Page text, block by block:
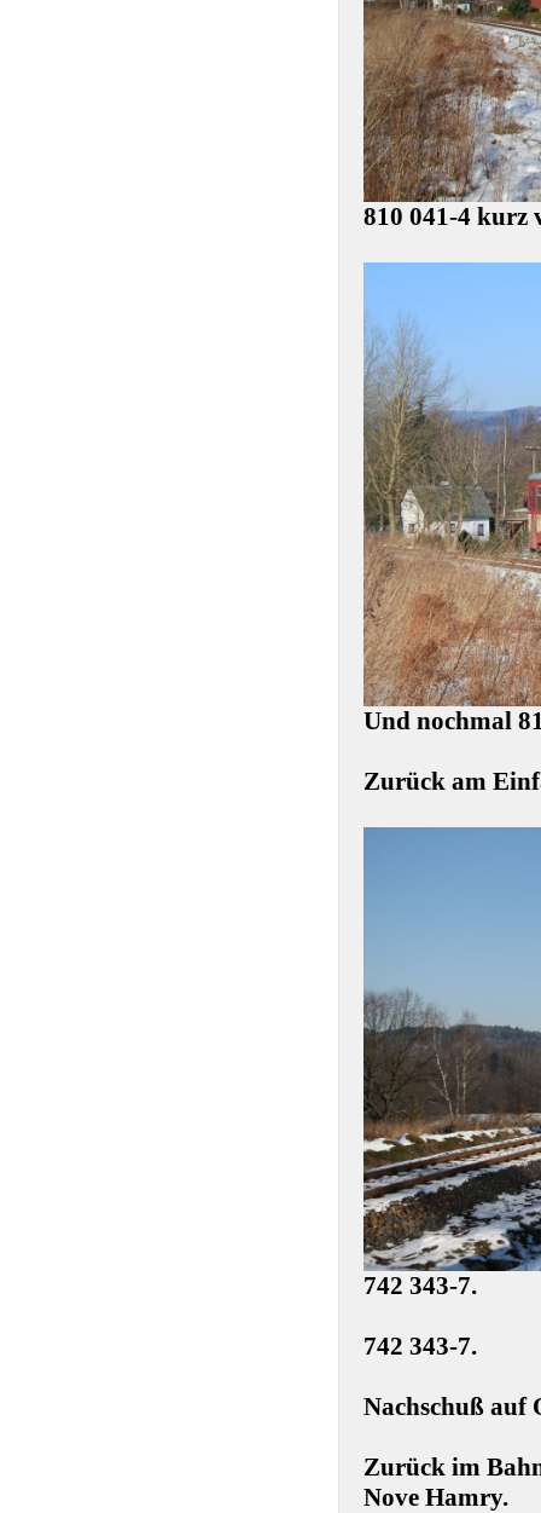
810 041-4 kurz
Und nochmal
Zurück am
742 343-7.
742 343-7.
Nachschuß auf
Zurück im
Nove Hamry.